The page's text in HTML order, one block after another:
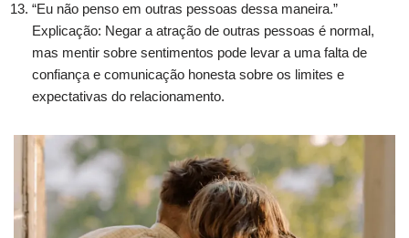
“Eu não penso em outras pessoas dessa maneira.”
Explicação: Negar a atração de outras pessoas é normal,
mas mentir sobre sentimentos pode levar a uma falta de
confiança e comunicação honesta sobre os limites e
expectativas do relacionamento.